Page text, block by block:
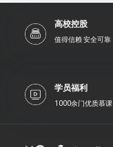
高校控股
值得信赖 安全可靠
学员福利
1000余门优质慕课